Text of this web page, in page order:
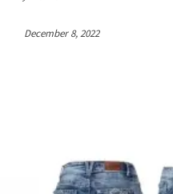
December 8, 2022